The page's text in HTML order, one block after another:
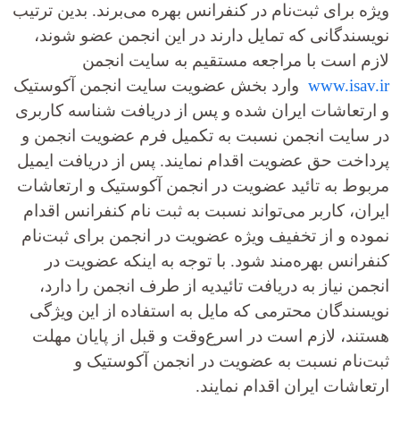
ویژه برای ثبت‌نام در کنفرانس بهره می‌برند. بدین ترتیب
نویسندگانی که تمایل دارند در این انجمن عضو شوند،
لازم است با مراجعه مستقیم به سایت انجمن
www.isav.ir وارد بخش عضویت سایت انجمن آکوستیک
و ارتعاشات ایران شده و پس از دریافت شناسه کاربری
در سایت انجمن نسبت به تکمیل فرم عضویت انجمن و
پرداخت حق عضویت اقدام نمایند. پس از دریافت ایمیل
مربوط به تائید عضویت در انجمن آکوستیک و ارتعاشات
ایران، کاربر می­‌تواند نسبت به ثبت نام کنفرانس اقدام
نموده و از تخفیف ویژه عضویت در انجمن برای ثبت‌نام
کنفرانس بهره‌مند شود. با توجه به اینکه عضویت در
انجمن نیاز به دریافت تائیدیه از طرف انجمن را دارد،
نویسندگان محترمی که مایل به استفاده از این ویژگی
هستند، لازم است در اسرع‌وقت و قبل از پایان مهلت
ثبت‌نام نسبت به عضویت در انجمن آکوستیک و
ارتعاشات ایران اقدام نمایند.